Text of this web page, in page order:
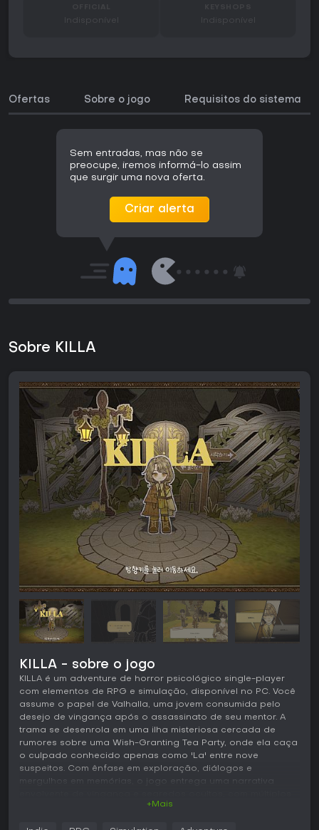
Indisponível Indisponível
Ofertas Sobre o jogo Requisitos do sistema
Sem entradas, mas não se
preocupe, iremos informá-lo assim
que surgir uma nova oferta.
Criar alerta
Sobre KILLA
KILLA - sobre o jogo
KILLA é um adventure de horror psicológico single-player
com elementos de RPG e simulação, disponível no PC. Você
assume o papel de Valhalla, uma jovem consumida pelo
desejo de vingança após o assassinato de seu mentor. A
trama se desenrola em uma ilha misteriosa cercada de
rumores sobre uma Wish-Granting Tea Party, onde ela caça
o culpado conhecido apenas como 'La' entre nove
suspeitos. Com ênfase em exploração, diálogos e
mergulhos em memórias, o jogo entrega uma narrativa
finais moldados pelas suas escolhas.
+Mais